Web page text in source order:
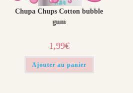
Chupa Chups Cotton bubble
gum
1,99€
Ajouter au panier